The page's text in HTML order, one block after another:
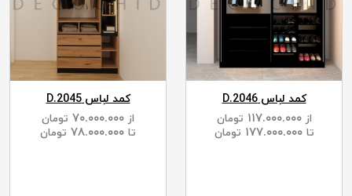
کمد لباس D.2046
از ۱۱۷.۰۰۰.۰۰۰
تومان
تا ۱۷۷.۰۰۰.۰۰۰ تومان
کمد لباس D.2045
از
تومان
تا
تومان